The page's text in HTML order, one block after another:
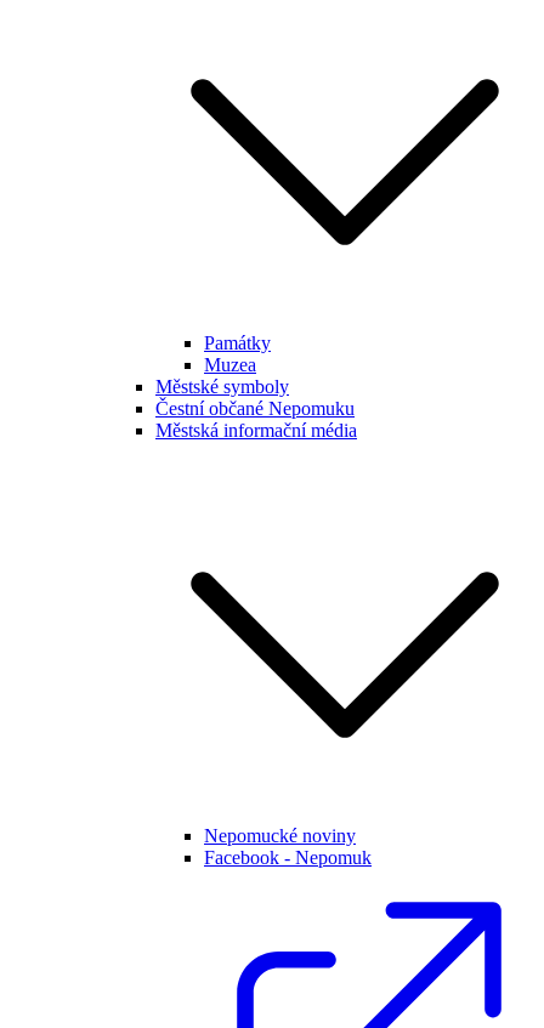
Památky
Muzea
Městské symboly
Čestní občané Nepomuku
Městská informační média
Nepomucké noviny
Facebook - Nepomuk